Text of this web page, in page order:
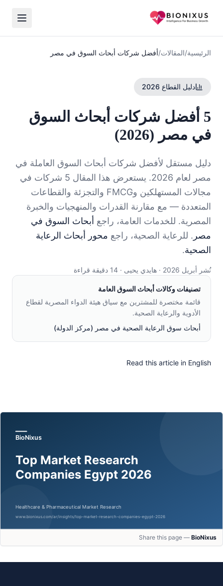
الرئيسية/المقالات/أفضل شركات أبحاث السوق في مصر
دليل القطاع 2026
5 أفضل شركات أبحاث السوق
في مصر (2026)
دليل مستقل لأفضل شركات أبحاث السوق العاملة في
مصر لعام 2026. يستعرض هذا المقال 5 شركات في
مجالات المستهلكين وFMCG والتجزئة والقطاعات
المتعددة — مع مقارنة القدرات والمنهجيات والخبرة
المصرية. للخدمات العامة، راجع أبحاث السوق في
مصر . للرعاية الصحية، راجع محور أبحاث الرعاية
الصحية.
نُشر أبريل 2026 · هايدي يحيى · 14 دقيقة قراءة
تصنيفات وكالات أبحاث السوق العامة
قائمة مختصرة للمشترين مع سياق هيئة الدواء المصرية لقطاع
الأدوية والرعاية الصحية.
أبحاث سوق الرعاية الصحية في مصر (مركز الدولة)
Read this article in English
Share this page — BioNixus